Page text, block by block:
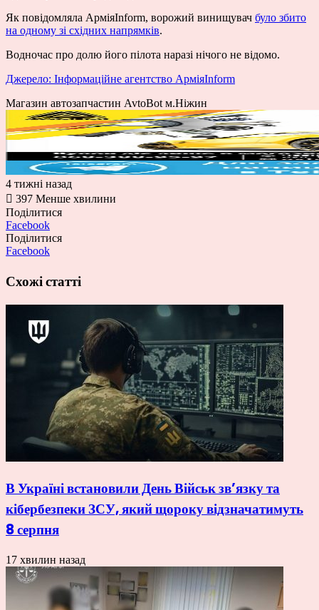
Як повідомляла АрміяInform, ворожий винищувач було збито
на одному зі східних напрямків.
Водночас про долю його пілота наразі нічого не відомо.
Джерело: Інформаційне агентство АрміяInform
Магазин автозапчастин AvtoBot м.Ніжин
4 тижні назад
397 Менше хвилини
Поділитися
Facebook
Поділитися
Facebook
Схожі статті
В Україні встановили День Військ зв’язку та
кібербезпеки ЗСУ, який щороку відзначатимуть
8 серпня
17 хвилин назад